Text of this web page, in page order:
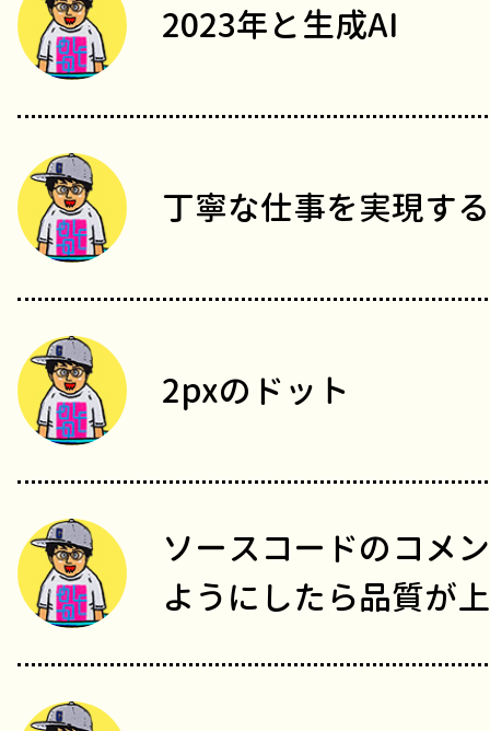
2023年と生成AI
丁寧な仕事を実現す
2pxのドット
ソースコードのコメ
ようにしたら品質が